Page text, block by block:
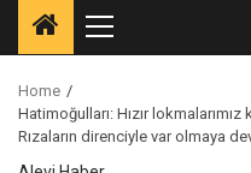
Menu
Home
Hatimoğulları: Hızır
Rızaların direnciyle var olmaya